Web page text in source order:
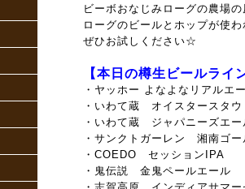
ビーボおなじみローグの農場
ローグのビールとホップが使
ぜひお試しください☆
【本日の樽生ビールライ
・ヤッホー よなよなリアルエ
・いわて蔵 オイスタースタウ
・いわて蔵 ジャパニーズエー
・サンクトガーレン 湘南ゴー
・COEDO セッションIPA
・鬼伝説 金鬼ペールエール